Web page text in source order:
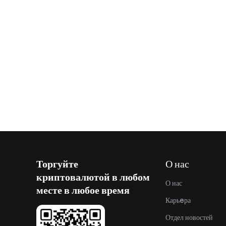
Торгуйте
криптовалютой в любом
месте в любое время
О нас
О нас
Карьeра
Отдел новостей